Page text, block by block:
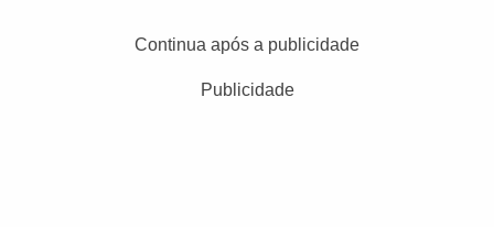
Continua após a publicidade
Publicidade